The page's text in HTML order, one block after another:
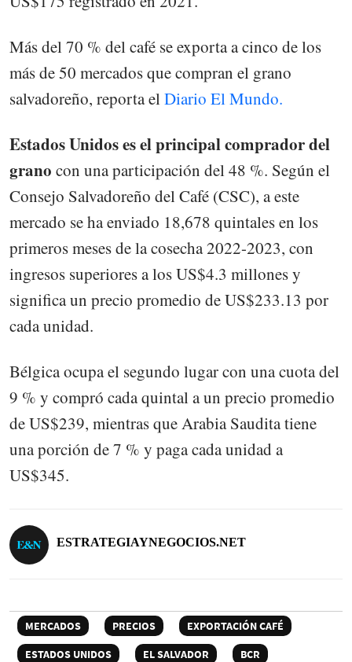
Más del 70 % del café se exporta a cinco de los
más de 50 mercados que compran el grano
salvadoreño, reporta elDiario El Mundo.
Estados Unidos es el principal comprador del
grano con una participación del 48 %. Según el
Consejo Salvadoreño del Café (CSC), a este
mercado se ha enviado 18,678 quintales en los
primeros meses de la cosecha 2022-2023, con
ingresos superiores a los US$4.3 millones y
significa un precio promedio de US$233.13 por
cada unidad.
Bélgica ocupa el segundo lugar con una cuota del
9 % y compró cada quintal a un precio promedio
de US$239, mientras que Arabia Saudita tiene
una porción de 7 % y paga cada unidad a
US$345.
ESTRATEGIAYNEGOCIOS.NET
MERCADOS PRECIOS
EXPORTACIÓN CAFÉ
ESTADOS UNIDOS
EL SALVADOR BCR